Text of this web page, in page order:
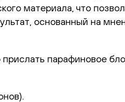
материала, что
основанный на
парафиновое